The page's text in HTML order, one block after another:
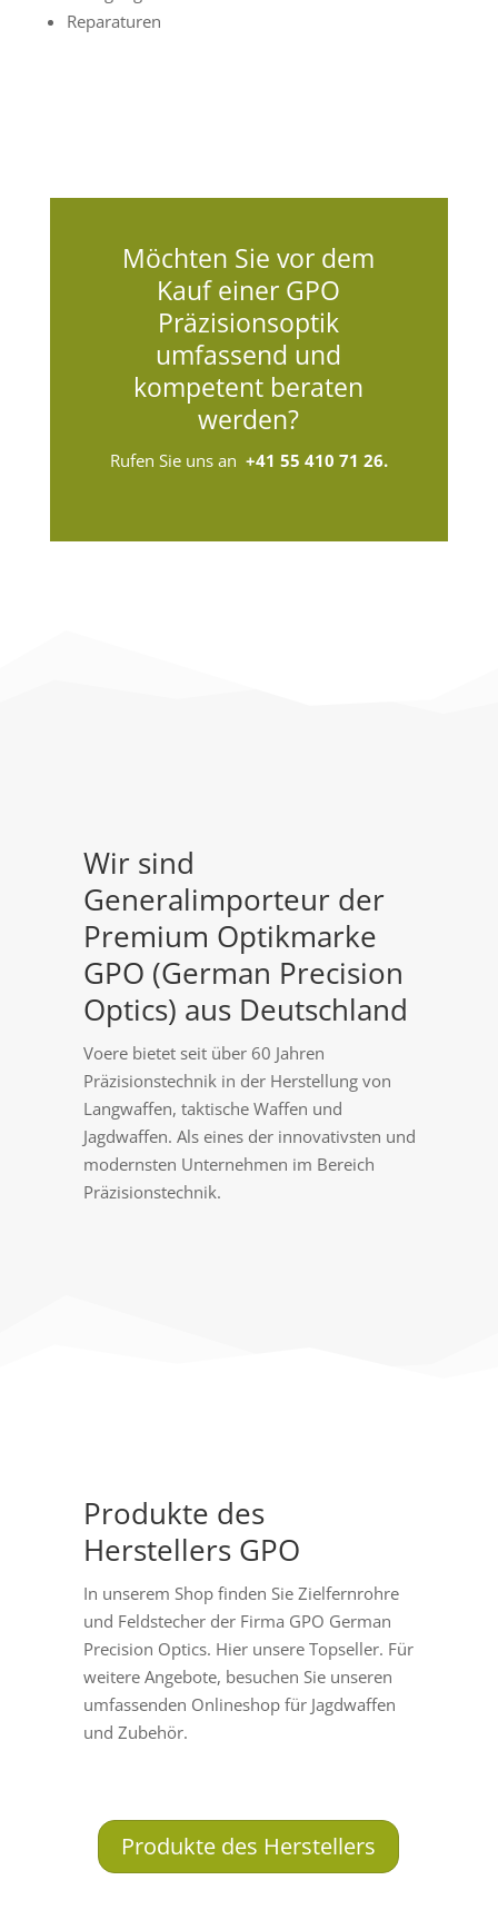
Reparaturen
Möchten Sie vor dem
Kauf einer GPO
Präzisionsoptik
umfassend und
kompetent beraten
werden?
Rufen Sie uns an +41 55 410 71 26.
Wir sind
Generalimporteur der
Premium Optikmarke
GPO (German Precision
Optics) aus Deutschland
Voere bietet seit über 60 Jahren
Präzisionstechnik in der Herstellung von
Langwaffen, taktische Waffen und
Jagdwaffen. Als eines der innovativsten und
modernsten Unternehmen im Bereich
Präzisionstechnik.
Produkte des
Herstellers GPO
In unserem Shop finden Sie Zielfernrohre
und Feldstecher der Firma GPO German
Precision Optics. Hier unsere Topseller. Für
weitere Angebote, besuchen Sie unseren
umfassenden Onlineshop für Jagdwaffen
und Zubehör.
Produkte des Herstellers